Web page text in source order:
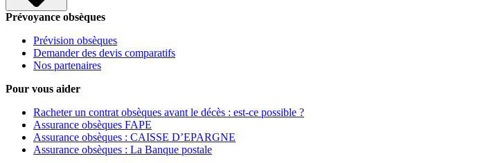
Prévoyance obsèques
Prévision obsèques
Demander des devis comparatifs
Nos partenaires
Pour vous aider
Racheter un contrat obsèques avant le décès : est-ce possible ?
Assurance obsèques FAPE
Assurance obsèques : CAISSE D’EPARGNE
Assurance obsèques : La Banque postale